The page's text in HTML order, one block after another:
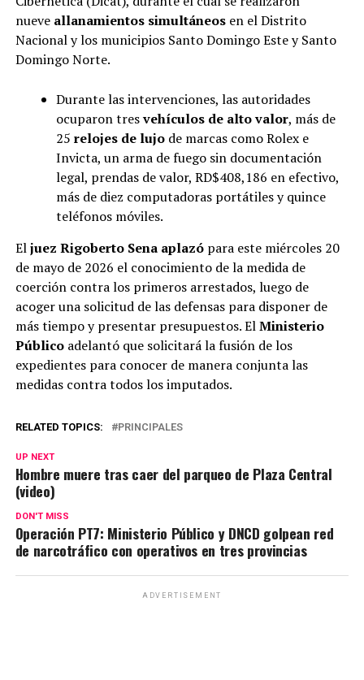
nueve allanamientos simultáneosen el Distrito
Nacional y los municipios Santo Domingo Este y Santo
Domingo Norte.
Durante las intervenciones, las autoridades
ocuparon tresvehículos de alto valor, más de
25 relojes de lujode marcas como Rolex e
Invicta, un arma de fuego sin documentación
legal, prendas de valor, RD$408,186 en efectivo,
más de diez computadoras portátiles y quince
teléfonos móviles.
Eljuez Rigoberto Sena aplazópara este miércoles 20
de mayo de 2026 el conocimiento de la medida de
coerción contra los primeros arrestados, luego de
acoger una solicitud de las defensas para disponer de
más tiempo y presentar presupuestos. ElMinisterio
Públicoadelantó que solicitará la fusión de los
expedientes para conocer de manera conjunta las
medidas contra todos los imputados.
RELATED TOPICS: PRINCIPALES
UP NEXT
Hombre muere tras caer del parqueo de Plaza Central
(video)
DON'T MISS
Operación PT7: Ministerio Público y DNCD golpean red
de narcotráfico con operativos en tres provincias
ADVERTISEMENT